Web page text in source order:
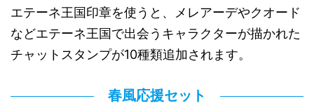
エテーネ王国印章を使うと、メレアーデやクオード
などエテーネ王国で出会うキャラクターが描かれた
チャットスタンプが10種類追加されます。
春風応援セット